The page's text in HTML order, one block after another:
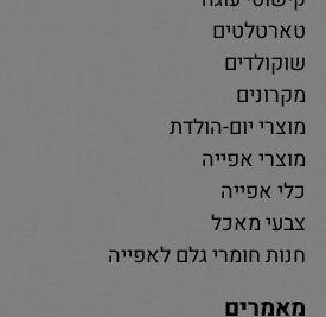
טארטלטים
שוקולדים
מקרונים
מוצרי יום-הולדת
מוצרי אפייה
כלי אפייה
צבעי מאכל
חנות חומרי גלם לאפייה
מאמרים